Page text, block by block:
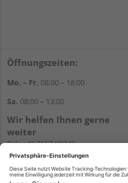
Öffnungszeiten:
Mo. – Fr. 08:00 – 18:00
Sa. 08:00 – 13:00
Wir helfen Ihnen gerne
weiter
Tel.:+49 7157 88240
E-Mail:shop@holzland-
filderstadt.de